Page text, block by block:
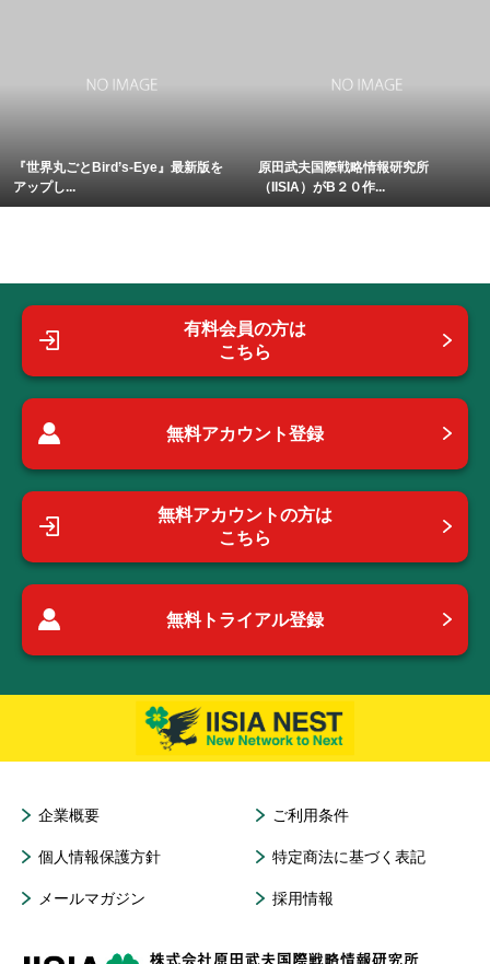
『世界丸ごとBird’s-Eye』最新版を
アップし...
原田武夫国際戦略情報研究所
（IISIA）がB２０作...
有料会員の方は
こちら
無料アカウント登録
無料アカウントの方は
こちら
無料トライアル登録
企業概要 ご利用条件
個人情報保護方針 特定商法に基づく表記
メールマガジン 採用情報